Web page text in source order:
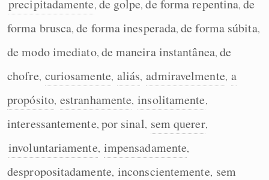
Cata-letras
Caça-palavras
Dicionário
precipitadamente, de golpe,de forma repentina,de
forma brusca,de forma inesperada,de forma súbita,
de modo imediato, de maneira instantânea, de
chofre, curiosamente, aliás, admiravelmente, a
propósito, estranhamente, insolitamente,
interessantemente, por sinal, sem querer,
involuntariamente, impensadamente,
despropositadamente, inconscientemente, sem